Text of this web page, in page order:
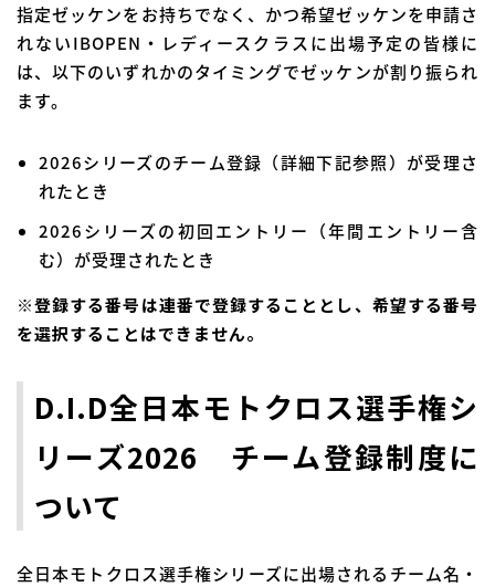
指定ゼッケンをお持ちでなく、かつ希望ゼッケンを申請さ
れないIBOPEN・レディースクラスに出場予定の皆様に
は、以下のいずれかのタイミングでゼッケンが割り振られ
ます。
2026シリーズのチーム登録（詳細下記参照）が受理さ
れたとき
2026シリーズの初回エントリー（年間エントリー含
む）が受理されたとき
※登録する番号は連番で登録することとし、希望する番号
を選択することはできません。
D.I.D全日本モトクロス選手権シ
リーズ2026 チーム登録制度に
ついて
全日本モトクロス選手権シリーズに出場されるチーム名・